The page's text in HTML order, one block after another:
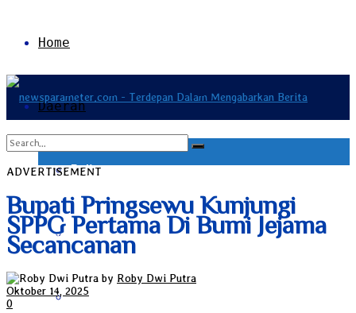
Home
Daerah
Bali
Bangka Belitung
Banten
View All Result
ADVERTISEMENT
Bupati Pringsewu Kunjungi
SPPG Pertama Di Bumi Jejama
Secancanan
by Roby Dwi Putra
Oktober 14, 2025
0